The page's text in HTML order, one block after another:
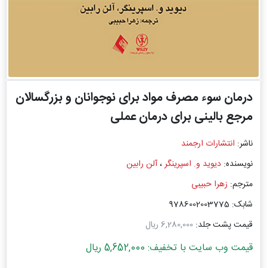
درمان سوء مصرف مواد برای نوجوانان و بزرگسالان
مرجع بالینی برای درمان عملی
ناشر: انتشارات ارجمند
نویسنده: دیوید و. اسپرینگر،آلن رابین
مترجم: زهرا حبیبی
شابک: 9786002003775
قیمت پشت جلد: 6,280,000 ریال
قیمت وب سایت با تخفیف: 5,652,000 ریال